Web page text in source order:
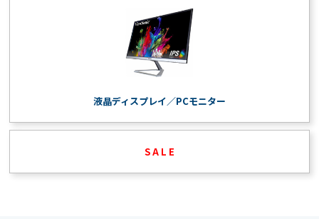
液晶ディスプレイ／PCモニター
S A L E